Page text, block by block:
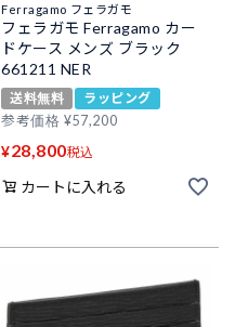
Ferragamo フェラガモ
フェラガモ Ferragamo カー
ドケース メンズ ブラック
661211 NER
送料無料
ラッピング
参考価格 ¥57,200
¥28,800税込
カートに入れる